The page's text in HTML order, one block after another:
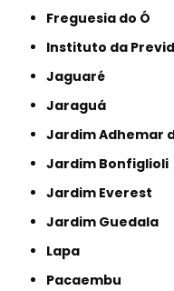
Freguesia do Ó
Instituto da
Jaguaré
Jaraguá
Jardim Adhemar
Jardim Bonfiglioli
Jardim Everest
Jardim Guedala
Lapa
Pacaembu